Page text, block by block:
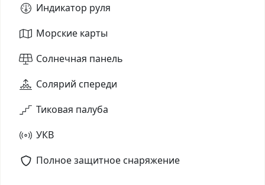
Индикатор руля
Морские карты
Солнечная панель
Солярий спереди
Тиковая палуба
УКВ
Полное защитное снаряжение